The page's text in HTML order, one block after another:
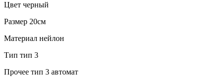
Цвет черный
Размер 20см
Материал нейлон
Тип тип 3
Прочее тип 3 автомат